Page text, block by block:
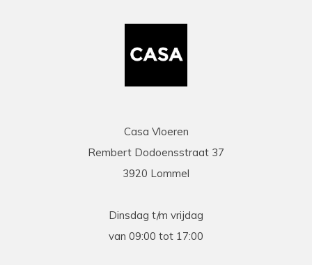
Casa Vloeren
Rembert Dodoensstraat 37
3920 Lommel
Dinsdag t/m vrijdag
van 09:00 tot 17:00